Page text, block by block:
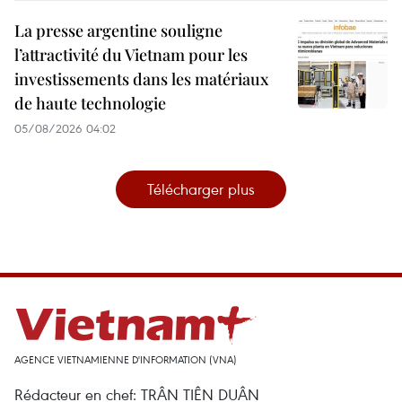
La presse argentine souligne
l’attractivité du Vietnam pour les
investissements dans les matériaux
de haute technologie
05/08/2026 04:02
Télécharger plus
AGENCE VIETNAMIENNE D'INFORMATION (VNA)
Rédacteur en chef: TRÂN TIÊN DUÂN